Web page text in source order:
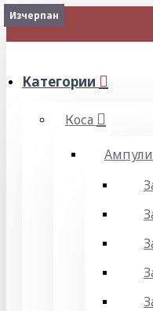
МЕНЮ
Категории
Коса
Ампули
Изчерпан